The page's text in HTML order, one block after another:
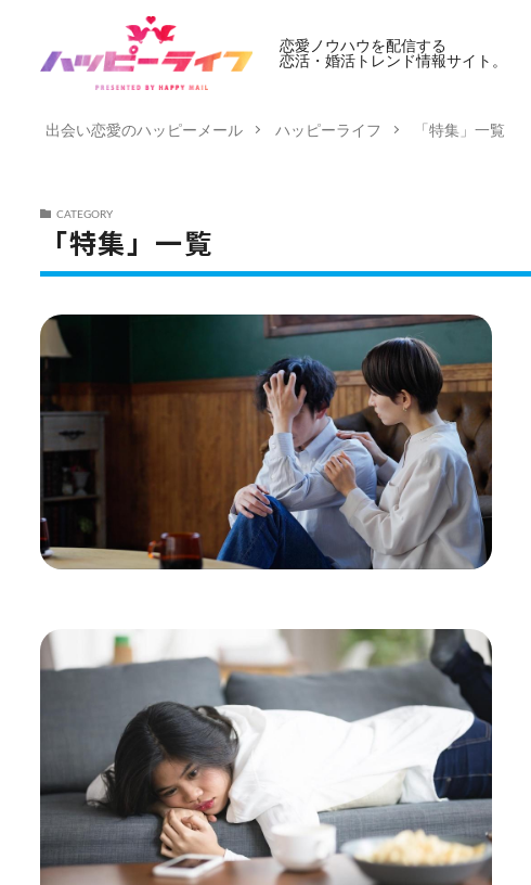
恋愛ノウハウを配信する
恋活・婚活トレンド情報サイト。
出会い恋愛のハッピーメール ハッピーライフ 「特集」一覧
CATEGORY
「特集」一覧